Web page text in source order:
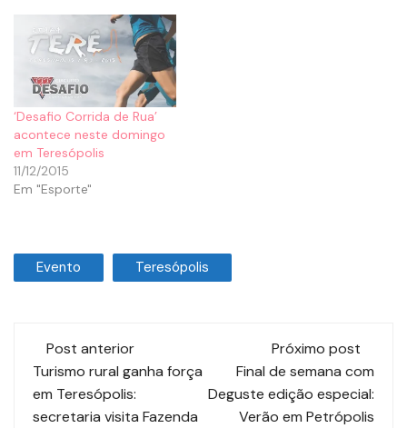
‘Desafio Corrida de Rua’
acontece neste domingo
em Teresópolis
11/12/2015
Em "Esporte"
Evento Teresópolis
Post anterior
Turismo rural ganha força
em Teresópolis:
secretaria visita Fazenda
Próximo post
Final de semana com
Deguste edição especial:
Verão em Petrópolis